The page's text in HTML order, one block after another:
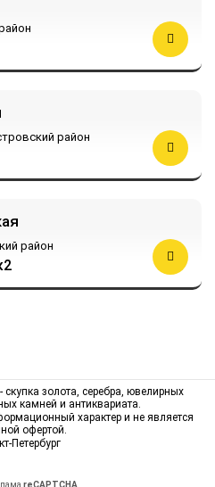
район
район
золота, серебра, ювелирных
камней и антиквариата.
характер и не является
офертой.
Петербург
reCAPTCHA